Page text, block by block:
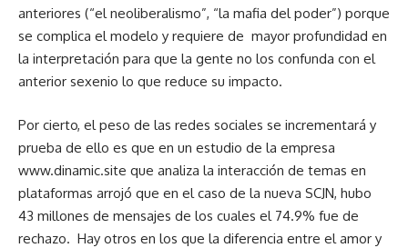
anteriores (“el neoliberalismo”, “la mafia del poder”) porque
se complica el modelo y requiere de mayor profundidad en
la interpretación para que la gente no los confunda con el
anterior sexenio lo que reduce su impacto.
Por cierto, el peso de las redes sociales se incrementará y
prueba de ello es que en un estudio de la empresa
www.dinamic.site que analiza la interacción de temas en
plataformas arrojó que en el caso de la nueva SCJN, hubo
43 millones de mensajes de los cuales el 74.9% fue de
rechazo. Hay otros en los que la diferencia entre el amor y